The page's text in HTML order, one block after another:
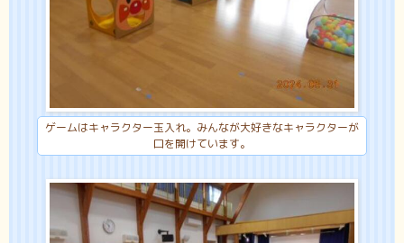
ゲームはキャラクター玉入れ。みんなが大好きなキャラクターが
口を開けています。